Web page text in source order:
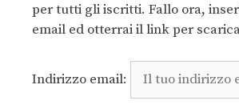
per tutti gli iscritti. Fallo ora,
email ed otterrai il link per
Indirizzo email: